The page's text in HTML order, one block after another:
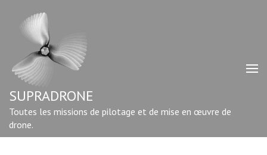
contenu
Entrée)
SUPRADRONE
Toutes les missions de pilotage et de mise en œuvre de
drone.